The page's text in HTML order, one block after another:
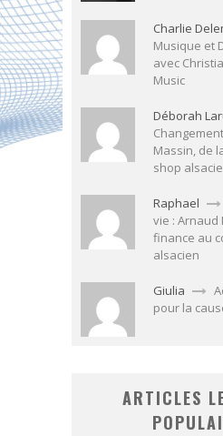
Charlie
Musique et
avec
Music
Déborah
Massin, de
shop
Raphael
vie : Arnaud
finance au
alsacien
Giulia
pour la
ARTICLES